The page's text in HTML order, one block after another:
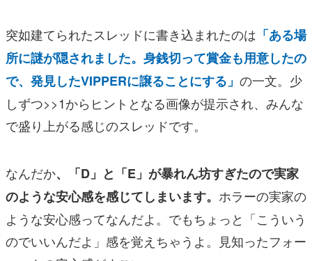
突如建てられたスレッドに書き込まれたのは 「ある場
所に謎が隠されました。身銭切って賞金も用意したの
で、発見したVIPPERに譲ることにする」 の一文。少
しずつ>>1からヒントとなる画像が提示され、みんな
で盛り上がる感じのスレッドです。
なんだか、「D」と「E」が暴れん坊すぎたので実家
のような安心感を感じてしまいます。 ホラーの実家の
ような安心感ってなんだよ。でもちょっと「こういう
のでいいんだよ」感を覚えちゃうよ。見知ったフォー